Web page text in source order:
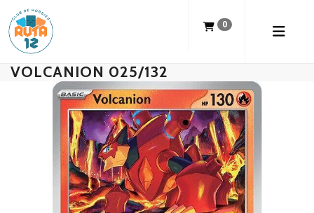
0
VOLCANION 025/132